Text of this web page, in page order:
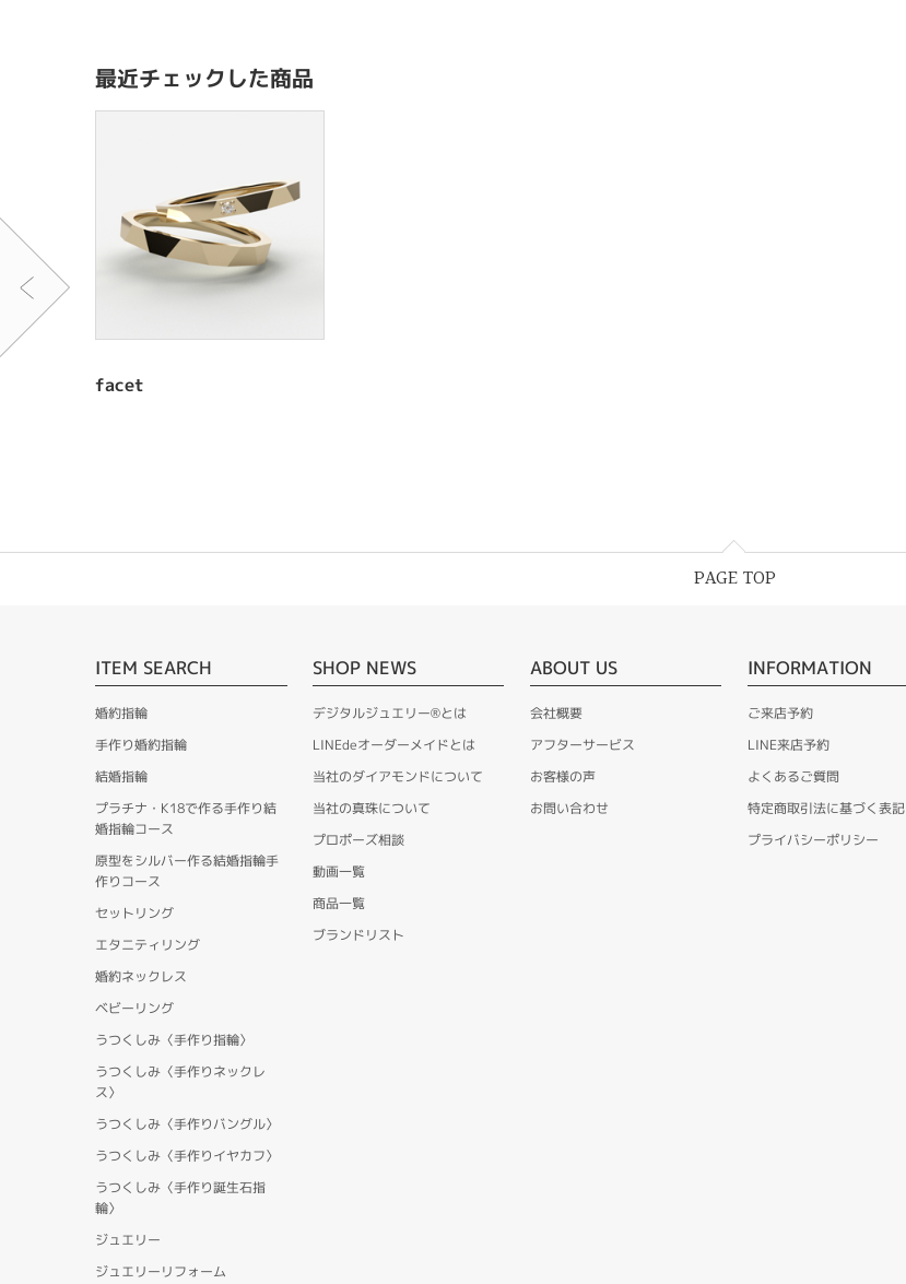
最近チェックした商品
facet
PAGE TOP
ITEM SEARCH
婚約指輪
手作り婚約指輪
結婚指輪
プラチナ・K18で作る手作り結
婚指輪コース
原型をシルバー作る結婚指輪手
作りコース
セットリング
エタニティリング
婚約ネックレス
ベビーリング
うつくしみ〈手作り指輪〉
うつくしみ〈手作りネックレ
ス〉
うつくしみ〈手作りバングル〉
うつくしみ〈手作りイヤカフ〉
うつくしみ〈手作り誕生石指
輪〉
ジュエリー
ジュエリーリフォーム
SHOP NEWS
デジタルジュエリー®とは
LINEdeオーダーメイドとは
当社のダイアモンドについて
当社の真珠について
プロポーズ相談
動画一覧
商品一覧
ブランドリスト
ABOUT US
会社概要
アフターサービス
お客様の声
お問い合わせ
INFORMATION
ご来店予約
LINE来店予約
よくあるご質問
特定商取引法に基づく表記
プライバシーポリシー